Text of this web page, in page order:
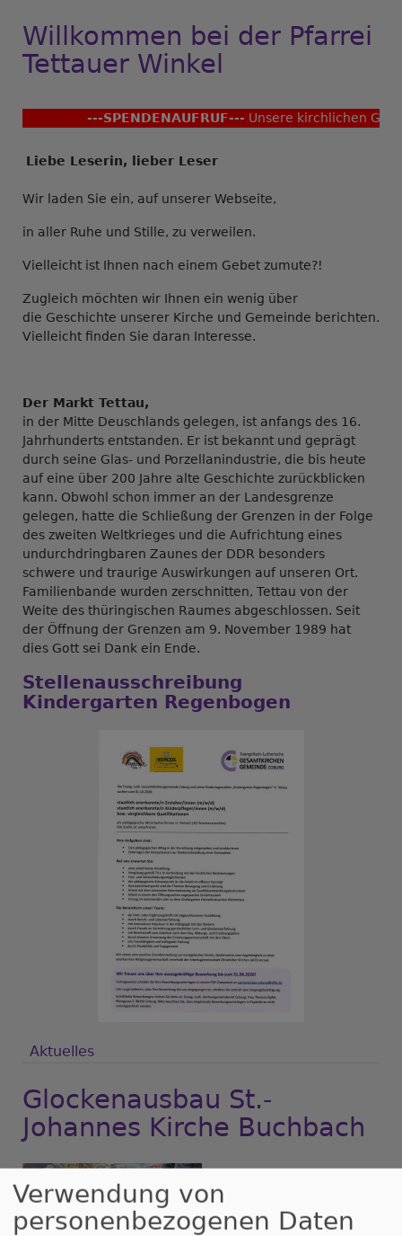
Willkommen bei der Pfarrei
Tettauer Winkel
---SPENDENAUFRUF---Unsere kirchlichen
Liebe Leserin, lieber Leser
Wir laden Sie ein, auf unserer Webseite,
in aller Ruhe und Stille, zu verweilen.
Vielleicht ist Ihnen nach einem Gebet zumute?!
Zugleich möchten wir Ihnen ein wenig über
die Geschichte unserer Kirche und Gemeinde berichten.
Vielleicht finden Sie daran Interesse.
Der Markt Tettau,
in der Mitte Deuschlands gelegen, ist anfangs des 16.
Jahrhunderts entstanden. Er ist bekannt und geprägt
durch seine Glas- und Porzellanindustrie, die bis heute
auf eine über 200 Jahre alte Geschichte zurückblicken
kann. Obwohl schon immer an der Landesgrenze
gelegen, hatte die Schließung der Grenzen in der Folge
des zweiten Weltkrieges und die Aufrichtung eines
undurchdringbaren Zaunes der DDR besonders
schwere und traurige Auswirkungen auf unseren Ort.
Familienbande wurden zerschnitten, Tettau von der
Weite des thüringischen Raumes abgeschlossen. Seit
der Öffnung der Grenzen am 9. November 1989 hat
dies Gott sei Dank ein Ende.
Stellenausschreibung
Kindergarten Regenbogen
Aktuelles
Glockenausbau St.-
Johannes Kirche Buchbach
Verwendung von
personenbezogenen Daten